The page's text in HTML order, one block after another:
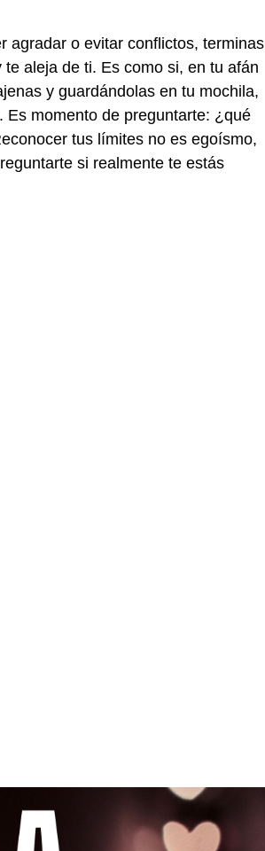
agradar o evitar conflictos, terminas
aleja de ti. Es como si, en tu afán
y guardándolas en tu mochila,
Es momento de preguntarte: ¿qué
tus límites no es egoísmo,
si realmente te estás